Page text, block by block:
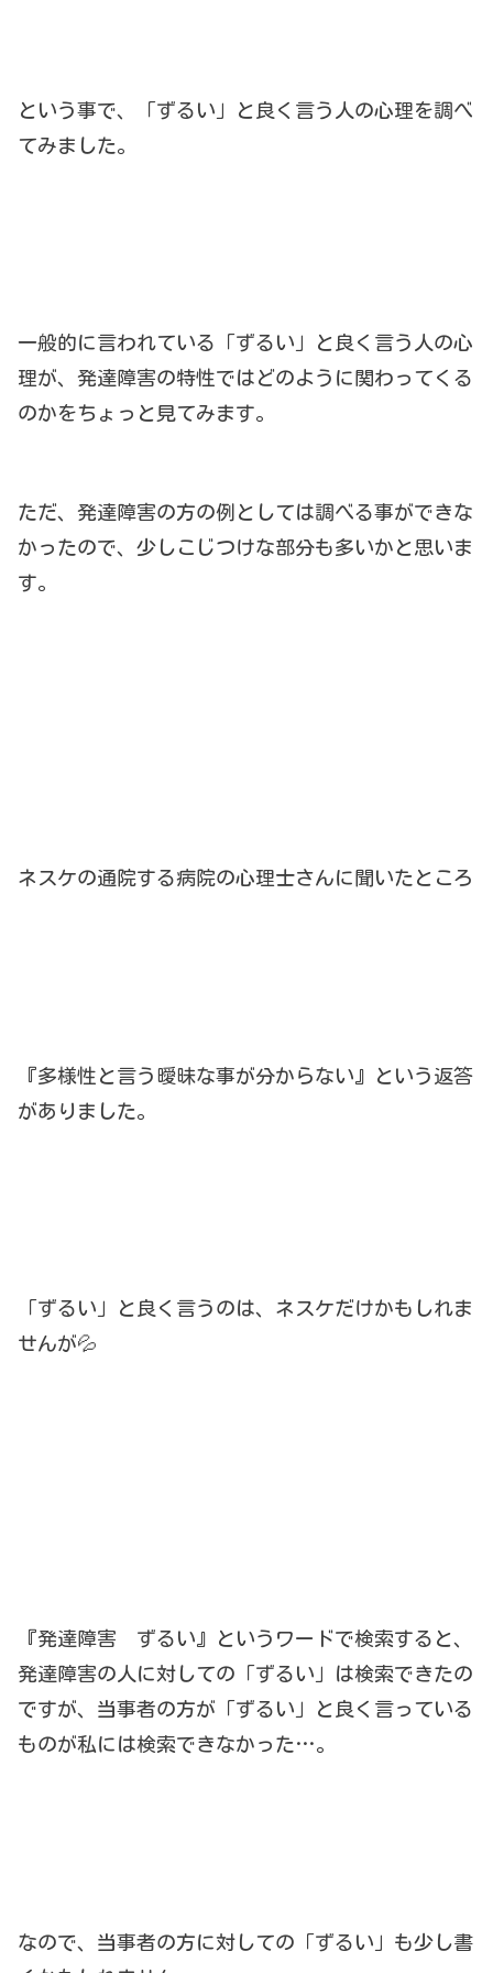
という事で、「ずるい」と良く言う人の心理を調べ
てみました。
一般的に言われている「ずるい」と良く言う人の心
理が、発達障害の特性ではどのように関わってくる
のかをちょっと見てみます。
ただ、発達障害の方の例としては調べる事ができな
かったので、少しこじつけな部分も多いかと思いま
す。
ネスケの通院する病院の心理士さんに聞いたところ
『多様性と言う曖昧な事が分からない』という返答
がありました。
「ずるい」と良く言うのは、ネスケだけかもしれま
せんが💦
『発達障害 ずるい』というワードで検索すると、
発達障害の人に対しての「ずるい」は検索できたの
ですが、当事者の方が「ずるい」と良く言っている
ものが私には検索できなかった…。
なので、当事者の方に対しての「ずるい」も少し書